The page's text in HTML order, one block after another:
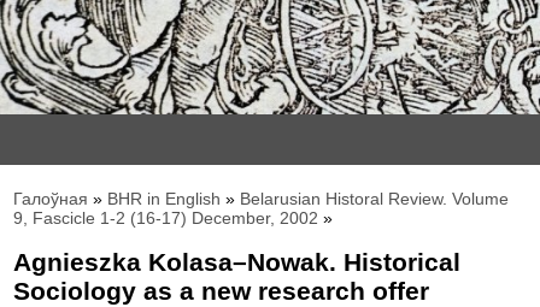
Галоўная » BHR in English » Belarusian Historal Review. Volume
9, Fascicle 1-2 (16-17) December, 2002 »
Agnieszka Kolasa–Nowak. Historical
Sociology as a new research offer